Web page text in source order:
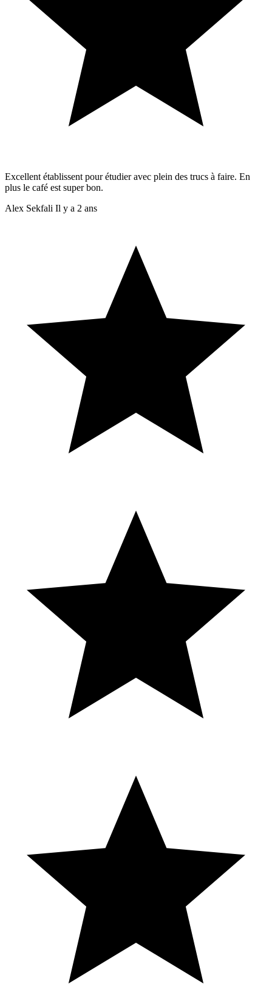
Excellent établissent pour étudier avec plein des trucs à faire. En
plus le café est super bon.
Alex Sekfali Il y a 2 ans